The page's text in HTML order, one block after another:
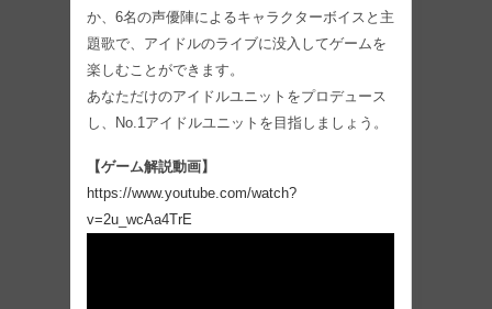
か、6名の声優陣によるキャラクターボイスと主
題歌で、アイドルのライブに没入してゲームを
楽しむことができます。
あなただけのアイドルユニットをプロデュース
し、No.1アイドルユニットを目指しましょう。
【ゲーム解説動画】
https://www.youtube.com/watch?
v=2u_wcAa4TrE